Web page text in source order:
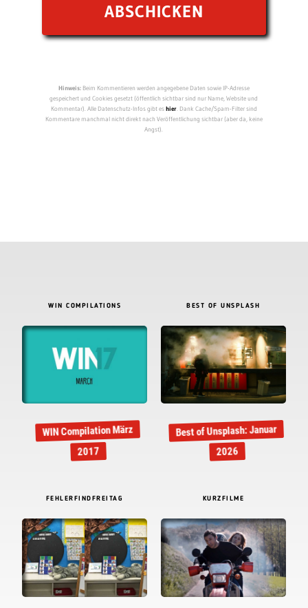
Hinweis:Beim Kommentieren werden angegebene Daten sowie IP-Adresse
gespeichert und Cookies gesetzt (öffentlich sichtbar sind nur Name, Website und
Kommentar). Alle Datenschutz-Infos gibt eshier. Dank Cache/Spam-Filter sind
Kommentare manchmal nicht direkt nach Veröffentlichung sichtbar (aber da, keine
Angst).
WIN COMPILATIONS
WIN Compilation März
2017
BEST OF UNSPLASH
Best of Unsplash: Januar
2026
FEHLERFINDFREITAG KURZFILME